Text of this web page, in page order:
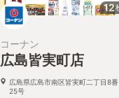
12
コーナン
広島皆実町店
広島県広島市南区皆実町二丁目8番
25号